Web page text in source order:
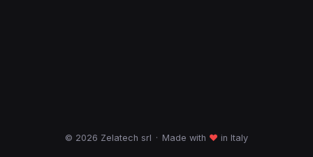
© 2026 Zelatech srl · Made with ♥ in Italy